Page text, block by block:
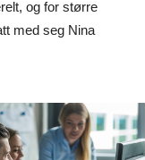
og for større
med seg Nina